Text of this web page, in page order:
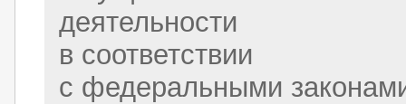
деятельности
в соответствии
с федеральными